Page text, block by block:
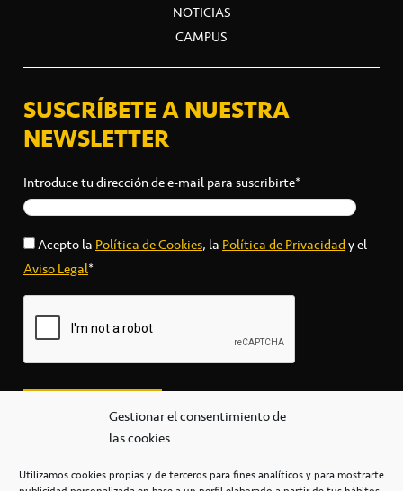
Gestionar el consentimiento de
las cookies
Utilizamos cookies propias y de terceros para fines analíticos y para mostrarte
NOTICIAS
CAMPUS
SUSCRÍBETE A NUESTRA
NEWSLETTER
Introduce tu dirección de e-mail para suscribirte*
Acepto laPolítica de Cookies, laPolítica de Privacidady el
Aviso Legal*